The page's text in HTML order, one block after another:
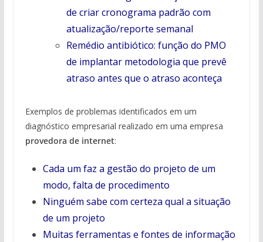
de criar cronograma padrão com
atualização/reporte semanal
Remédio antibiótico: função do PMO
de implantar metodologia que prevê
atraso antes que o atraso aconteça
Exemplos de problemas identificados em um
diagnóstico empresarial realizado em uma empresa
provedora de internet:
Cada um faz a gestão do projeto de um
modo, falta de procedimento
Ninguém sabe com certeza qual a situação
de um projeto
Muitas ferramentas e fontes de informação